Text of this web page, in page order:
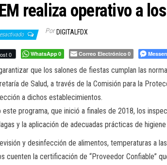
realiza operativo a
Por DIGITALFDX
0 WhatsApp0 Correo Electrónico 0
que los salones de fiestas cumplan las
de Salud, a través de la Comisión para la
a dichos establecimientos.
este programa, que inició a finales de 2018, los
y la aplicación de adecuadas prácticas de
y desinfección de alimentos, temperaturas a
cuenten la certificación de “Proveedor Confiable”